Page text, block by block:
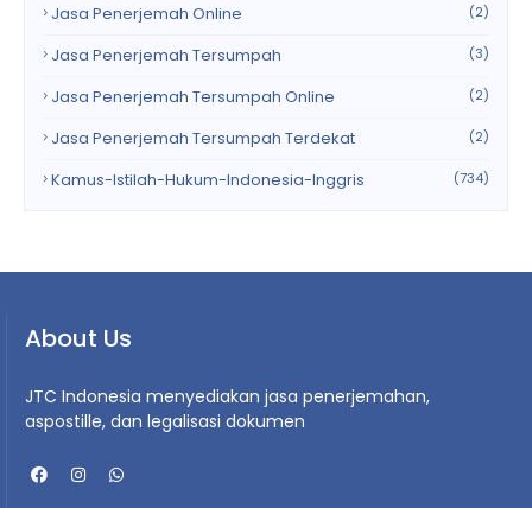
Jasa Penerjemah Online (2)
Jasa Penerjemah Tersumpah (3)
Jasa Penerjemah Tersumpah Online (2)
Jasa Penerjemah Tersumpah Terdekat (2)
Kamus-Istilah-Hukum-Indonesia-Inggris (734)
About Us
JTC Indonesia menyediakan jasa penerjemahan,
aspostille, dan legalisasi dokumen